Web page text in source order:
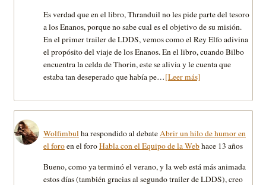
Es verdad que en el libro, Thranduil no les pide parte del tesoro
a los Enanos, porque no sabe cual es el objetivo de su misión.
En el primer trailer de LDDS, vemos como el Rey Elfo adivina
el propósito del viaje de los Enanos. En el libro, cuando Bilbo
encuentra la celda de Thorin, este se alivia y le cuenta que
estaba tan deseperado que había pe…[Leer más]
Wolfimbulha respondido al debateAbrir un hilo de humor en
el foroen el foroHabla con el Equipo de la Webhace 13 años
Bueno, como ya terminó el verano, y la web está más animada
estos días (también gracias al segundo trailer de LDDS), creo